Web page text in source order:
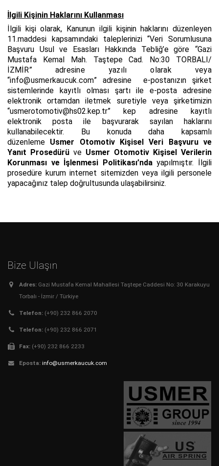
İlgili Kişinin Haklarını Kullanması
İlgili kişi olarak, Kanunun ilgili kişinin haklarını düzenleyen
11.maddesi kapsamındaki taleplerinizi “Veri Sorumlusuna
Başvuru Usul ve Esasları Hakkında Tebliğ’e göre “Gazi
Mustafa Kemal Mah. Taştepe Cad. No:30 TORBALI/
İZMİR” adresine yazılı olarak veya
“info@usmerkaucuk.com”adresine
e-postanızın şirket
sistemlerinde kayıtlı olması şartı ile e-posta adresine
elektronik ortamdan iletmek suretiyle veya şirketimizin
“usmerotomotiv@hs02.kep.tr” kep adresine kayıtlı
elektronik posta ile başvurarak sayılan haklarını
kullanabilecektir. Bu konuda daha kapsamlı
düzenleme Usmer Otomotiv Kişisel Veri Başvuru ve
Yanıt Prosedürü ve Usmer Otomotiv Kişisel Verilerin
Korunması ve İşlenmesi Politikası’ndayapılmıştır. İlgili
prosedüre kurum internet sitemizden veya ilgili personele
yapacağınız talep doğrultusunda ulaşabilirsiniz.
Bize Ulaşın
Adres: Gazi Mustafa Kemal Mahallesi Taştepe Caddesi No: 30 Karakuyu
Torbalı - İzmir / Türkiye
Telefon: (+90) 232 866 2070
Telefon: (+90) 232 866 2071
Fax: (+90) 232 866 2233
Eposta: info@usmerkaucuk.com